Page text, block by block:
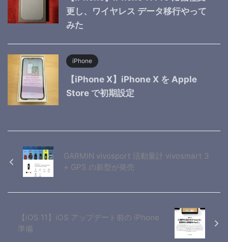
更し、ワイヤレス データ移行やって
みた
iPhone
【iPhone X】iPhone X を Apple
Store で初期設定
GARMIN vivosport 活動量計 vivosmart 3
+ GPS の新型が発売
【iOS 11】iOS アップデート前の iPhone
準備